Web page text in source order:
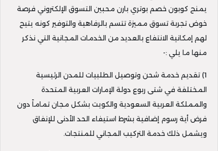
يمنح كوبون خصم بوتري بارن محبين التسوق الإلكتروني فرصة
خوض تجربة تسوق مميزة تتسم بالرفاهية والتوفير كونه يتيح
لهم إمكانية الانتفاع بالعديد من الخدمات المجانية التي نذكر
منها ما يلي :-
1) تقديم خدمة شحن وتوصيل الطلبيات للمدن الرئيسية
المختلفة في شتى ربوع دولة الإمارات العربية المتحدة
والمملكة العربية السعودية والكويت بشكل مجان تماماً دون
فرض أية رسوم إضافية بشرط استيفاء الحد الأدنى للإنفاق
ويشمل ذلك خدمة التركيب المجاني للمنتجات.